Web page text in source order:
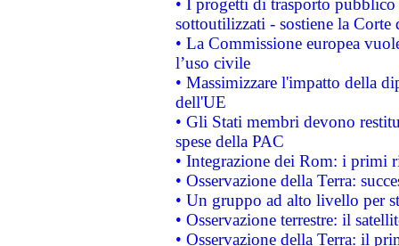
• I progetti di trasporto
sottoutilizzati - sostiene la Corte
• La Commissione europea
l’uso civile
• Massimizzare l'impatto della
dell'UE
• Gli Stati membri devono
spese della PAC
• Integrazione dei Rom: i primi
• Osservazione della Terra:
• Un gruppo ad alto livello per
• Osservazione terrestre: il
• Osservazione della Terra: il